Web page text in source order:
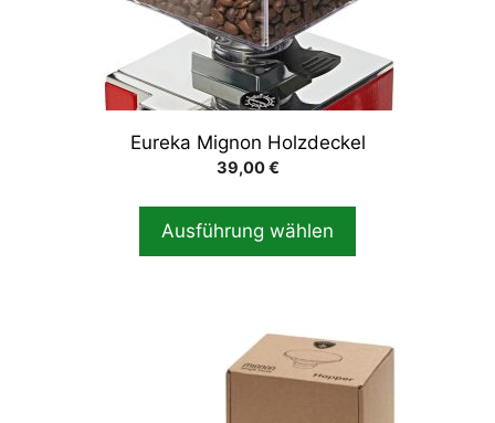
Eureka Mignon Holzdeckel
39,00€
Ausführung wählen
Produktseite